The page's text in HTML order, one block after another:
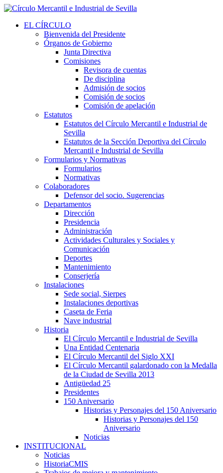
EL CÍRCULO
Bienvenida del Presidente
Órganos de Gobierno
Junta Directiva
Comisiones
Revisora de cuentas
De disciplina
Admisión de socios
Comisión de socios
Comisión de apelación
Estatutos
Estatutos del Círculo Mercantil e Industrial de
Sevilla
Estatutos de la Sección Deportiva del Círculo
Mercantil e Industrial de Sevilla
Formularios y Normativas
Formularios
Normativas
Colaboradores
Defensor del socio. Sugerencias
Departamentos
Dirección
Presidencia
Administración
Actividades Culturales y Sociales y
Comunicación
Deportes
Mantenimiento
Conserjería
Instalaciones
Sede social, Sierpes
Instalaciones deportivas
Caseta de Feria
Nave industrial
Historia
El Círculo Mercantil e Industrial de Sevilla
Una Entidad Centenaria
El Círculo Mercantil del Siglo XXI
El Círculo Mercantil galardonado con la Medalla
de la Ciudad de Sevilla 2013
Antigüedad 25
Presidentes
150 Aniversario
Historias y Personajes del 150 Aniversario
Historias y Personajes del 150
Aniversario
Noticias
INSTITUCIONAL
Noticias
HistoriaCMIS